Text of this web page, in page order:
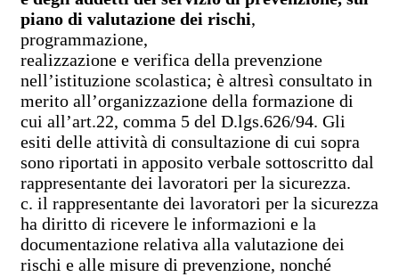
piano di valutazione dei rischi,
programmazione,
realizzazione e verifica della prevenzione
nell’istituzione scolastica; è altresì consultato in
merito all’organizzazione della formazione di
cui all’art.22, comma 5 del D.lgs.626/94. Gli
esiti delle attività di consultazione di cui sopra
sono riportati in apposito verbale sottoscritto dal
rappresentante dei lavoratori per la sicurezza.
c. il rappresentante dei lavoratori per la sicurezza
ha diritto di ricevere le informazioni e la
documentazione relativa alla valutazione dei
rischi e alle misure di prevenzione, nonché